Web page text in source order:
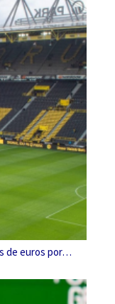
de euros por…